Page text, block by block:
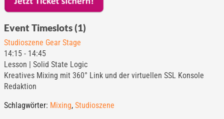
Event Timeslots (1)
Studioszene Gear Stage
14:15- 14:45
Lesson | Solid State Logic
Kreatives Mixing mit 360° Link und der virtuellen SSL Konsole
Redaktion
Schlagwörter: Mixing, Studioszene